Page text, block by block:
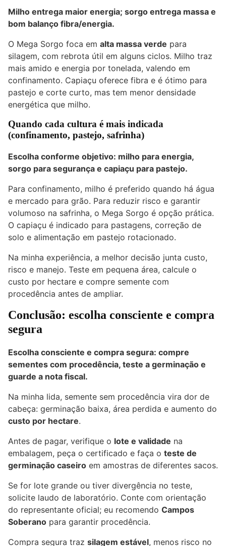
Milho entrega maior energia; sorgo entrega massa e
bom balanço fibra/energia.
O Mega Sorgo foca em alta massa verde para
silagem, com rebrota útil em alguns ciclos. Milho traz
mais amido e energia por tonelada, valendo em
confinamento. Capiaçu oferece fibra e é ótimo para
pastejo e corte curto, mas tem menor densidade
energética que milho.
Quando cada cultura é mais indicada
(confinamento, pastejo, safrinha)
Escolha conforme objetivo: milho para energia,
sorgo para segurança e capiaçu para pastejo.
Para confinamento, milho é preferido quando há água
e mercado para grão. Para reduzir risco e garantir
volumoso na safrinha, o Mega Sorgo é opção prática.
O capiaçu é indicado para pastagens, correção de
solo e alimentação em pastejo rotacionado.
Na minha experiência, a melhor decisão junta custo,
risco e manejo. Teste em pequena área, calcule o
custo por hectare e compre semente com
procedência antes de ampliar.
Conclusão: escolha consciente e compra
segura
Escolha consciente e compra segura: compre
sementes com procedência, teste a germinação e
guarde a nota fiscal.
Na minha lida, semente sem procedência vira dor de
cabeça: germinação baixa, área perdida e aumento do
custo por hectare.
Antes de pagar, verifique o lote e validade na
embalagem, peça o certificado e faça o teste de
germinação caseiro em amostras de diferentes sacos.
Se for lote grande ou tiver divergência no teste,
solicite laudo de laboratório. Conte com orientação
do representante oficial; eu recomendo Campos
Soberano para garantir procedência.
Compra segura traz silagem estável, menos risco no